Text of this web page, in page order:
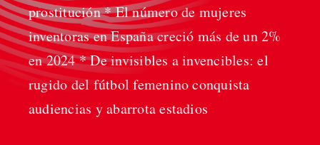
prostitución * El número de mujeres
inventoras en España creció más de un 2%
en 2024 * De invisibles a invencibles: el
rugido del fútbol femenino conquista
audiencias y abarrota estadios